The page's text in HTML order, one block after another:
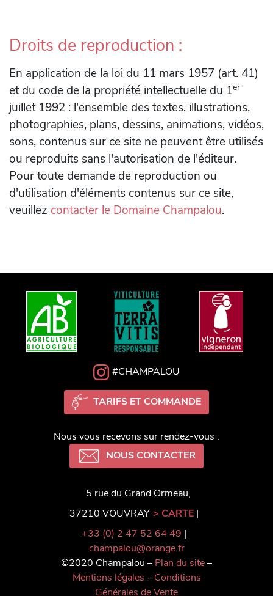
Droits de reproduction :
En application de la loi du 11 mars 1957 (art. 41)
et du code de la propriété intellectuelle du 1er
juillet 1992 : l'ensemble des textes, illustrations,
photographies, plans, dessins, animations, vidéos,
sons, contenus sur ce site ne peuvent être utilisés
ou reproduits sans l'autorisation de l'éditeur.
Pour toute demande de reproduction ou
d'utilisation d'éléments contenus sur ce site,
veuillez contacter le Domaine Champalou.
#CHAMPALOU
TARIFS ET COMMANDE
Nous vous recevons sur rendez-vous :
NOUS CONTACTER
5 rue du Grand Ormeau,
37210 VOUVRAY > CARTE|
+33 (0) 2 47 52 64 49 |
champalou@orange.fr
©2020 Champalou – Plan du site–
Mentions légales – Conditions
Générales de Vente